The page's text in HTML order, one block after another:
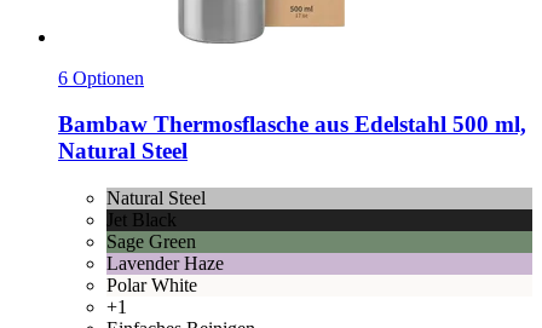
6 Optionen
Bambaw Thermosflasche aus Edelstahl 500 ml,
Natural Steel
Natural Steel
Jet Black
Sage Green
Lavender Haze
Polar White
+1